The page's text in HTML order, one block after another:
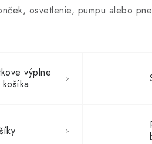
osvetlenie, pumpu alebo
výplne